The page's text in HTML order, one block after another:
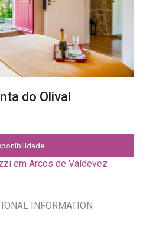
do Olival
em Arcos de Valdevez
INFORMATION